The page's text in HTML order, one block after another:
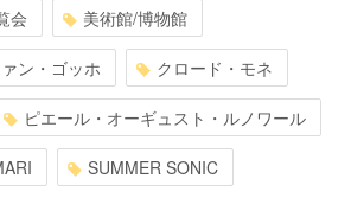
会 美術館/博物館
ン・ゴッホ クロード・モネ
ピエール・オーギュスト・ルノワール
SUMMER SONIC